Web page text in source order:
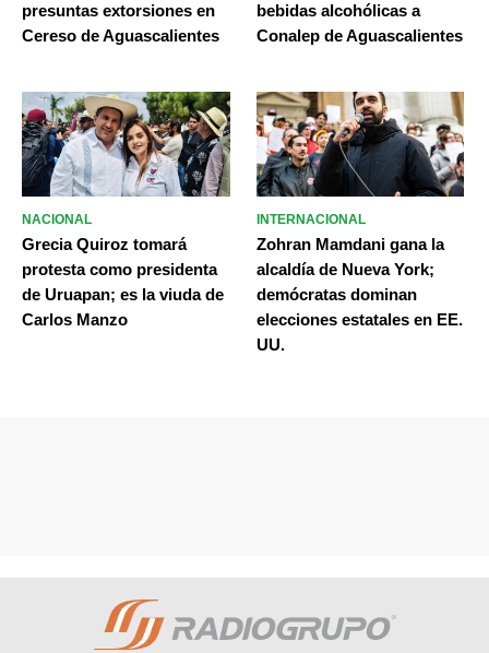
presuntas extorsiones en
Cereso de Aguascalientes
bebidas alcohólicas a
Conalep de Aguascalientes
NACIONAL
Grecia Quiroz tomará
protesta como presidenta
de Uruapan; es la viuda de
Carlos Manzo
INTERNACIONAL
Zohran Mamdani gana la
alcaldía de Nueva York;
demócratas dominan
elecciones estatales en EE.
UU.